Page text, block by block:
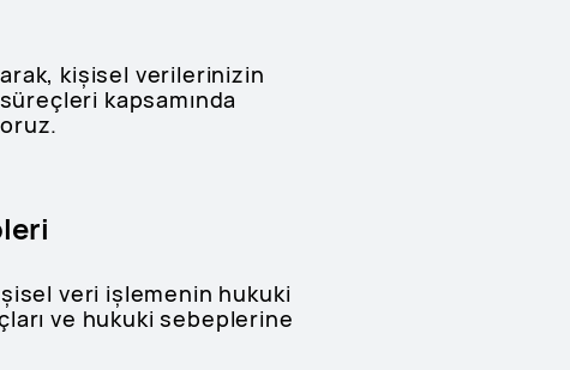
kişisel verilerinizin
kapsamında
veri işlemenin hukuki
ve hukuki sebeplerine